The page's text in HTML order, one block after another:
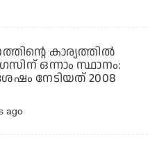
കാര്യത്തില്‍
ഒന്നാം സ്ഥാനം:
നേടിയത് 2008
ago